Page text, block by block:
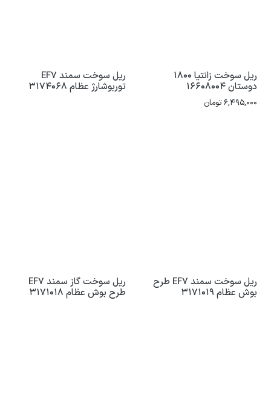
ریل سوخت زانتیا 1800
دوستان 16608004
6,495,000 تومان
ریل سوخت سمند EF7
توربوشارژ عظام 3174068
ریل سوخت سمند EF7 طرح
بوش عظام 3171019
ریل سوخت گاز سمند EF7
طرح بوش عظام 3171018